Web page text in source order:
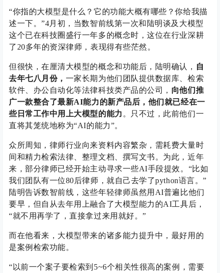
“你指的大模型是什么？它的功能大概有哪些？你给我描
述一下。”4月初，当数智前线第一次和陆明谈及大模型
这个已在科技圈盛行一年多的概念时，这位在行业深耕
了20多年的资深律师，表现得有些茫然。
但很快，在厘清大模型的概念和功能后，陆明确认， 自
去年七八月份， 一家长期为他们团队提供数据库、检索
软件、办公自动化等法律科技类产品的公司， 向他们推
广一款整合了最新AI能力的新产品后，他们就已经在一
些日常工作中用上大模型的能力 。只不过，此前他们一
直将其笼统地称为“AI的能力”。
众所周知，律师行业向来资料内容繁杂，需耗费大量时
间和精力检索法律、整理文档、撰写文书。为此，近年
来，部分律师已经开始主动寻求一些AI手段提效。“比如
我们团队有一位80后律师，就自己去学了python语言。”
陆明告诉数智前线，这些年轻律师虽然用AI普遍比他们
要早，但自从去年用上融合了大模型能力的AI工具后，
“就不用再学了，直接拿过来用就好。”
而在他看来，大模型带来的诸多能力提升中，最好用的
是案例检索功能。
“以前一个案子要检索到5~6个相关性很高的案例，需要